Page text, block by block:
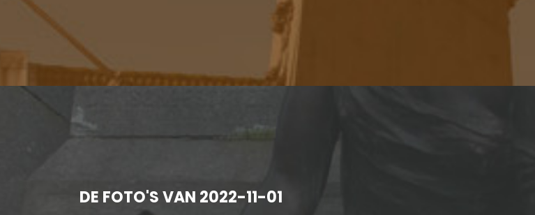
DE FOTO'S VAN 2022-11-01